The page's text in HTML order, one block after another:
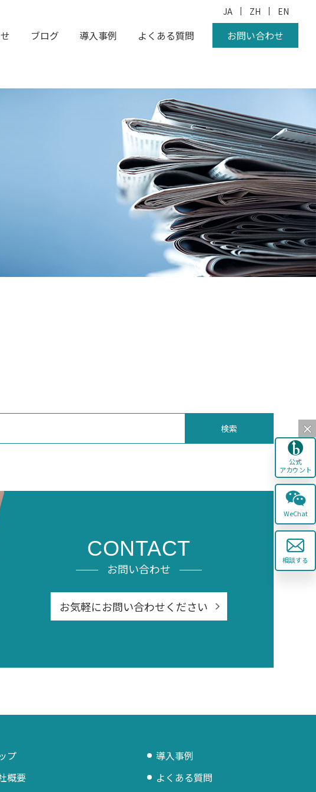
ブログ 導入事例 よくある質問
JA | ZH | EN
お問い合わせ
検索
CONTACT
お問い合わせ
お気軽にお問い合わせください
プ
概要
導入事例
よくある質問
公式
アカウント
WeChat
相談する